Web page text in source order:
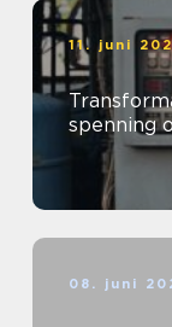
11. juni
Transformator
spenning
08. juni